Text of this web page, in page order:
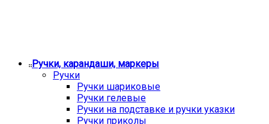
Ручки, карандаши, маркеры
Ручки
Ручки шариковые
Ручки гелевые
Ручки на подставке и ручки указки
Ручки приколы